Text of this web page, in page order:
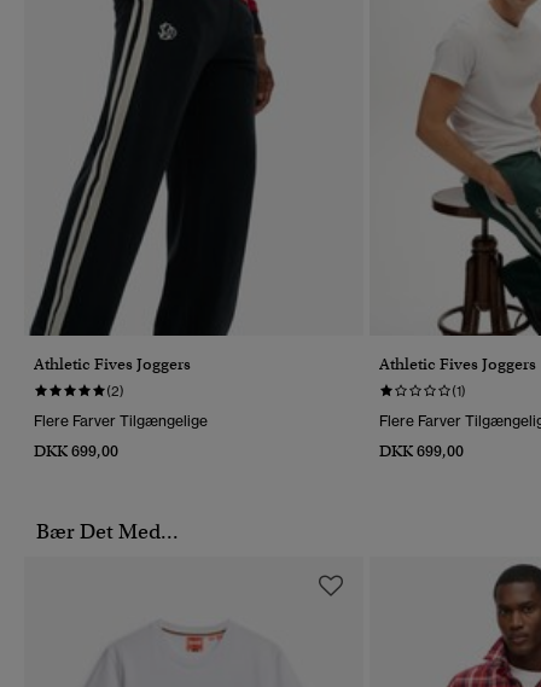
Athletic Fives Joggers
(2)
Flere Farver Tilgængelige
DKK 699,00
Athletic Fives Joggers
(1)
Flere Farver
DKK 699,00
Bær Det Med...